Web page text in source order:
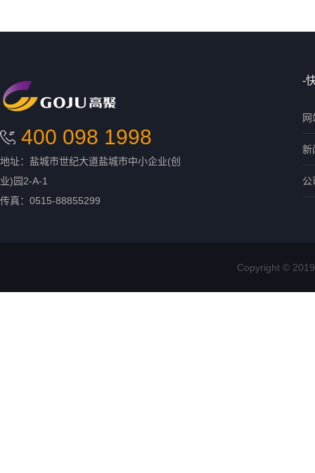
400 098 1998
地址：盐城市世纪大道盐城市中小企业(创
业)园2-A-1
传真：0515-88855299
-
新
公
Copyright ©